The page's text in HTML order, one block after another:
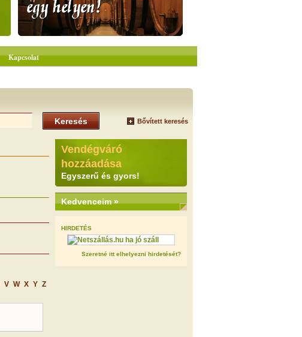
Kapcsolat
Keresés +
Bővített keresés
V W X Y Z
Vendégváró
hozzáadása
Egyszerű és gyors!
Kedvenceim »
HIRDETÉS
Szeretné itt elhelyezni hirdetését?